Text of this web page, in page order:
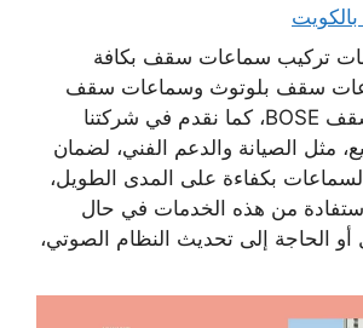
تركيب سماعات سقف بكافة
سقف بلوتوث وسماعات سقف
JPL وسماعات سقف BOSE، كما نقدم في شركتنا
مثل الصيانة والدعم الفني، لضمان
بكفاءة على المدى الطويل،
من هذه الخدمات في حال
الحاجة إلى تحديث النظام الصوتي،